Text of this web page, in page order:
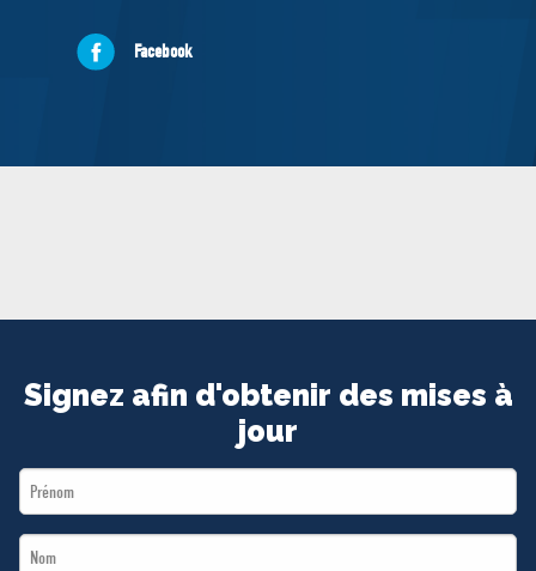
BOUTIQUE
Facebook
Signez afin d'obtenir des mises à
jour
First
Name
Last